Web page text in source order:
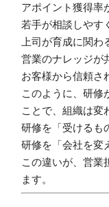
アポイント獲得率
若手が相談しやす
上司が育成に関わ
営業のナレッジが
お客様から信頼さ
このように、研修
ことで、組織は変
研修を「受けるも
研修を「会社を変
この違いが、営業
ます。